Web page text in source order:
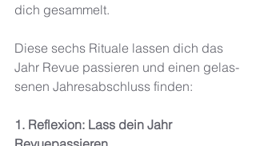
dich gesammelt.
Diese sechs Rituale lassen dich das
Jahr Revue pas­sie­ren und einen gelas­
se­nen Jah­res­ab­schluss finden:
1. Reflexion: Lass dein Jahr